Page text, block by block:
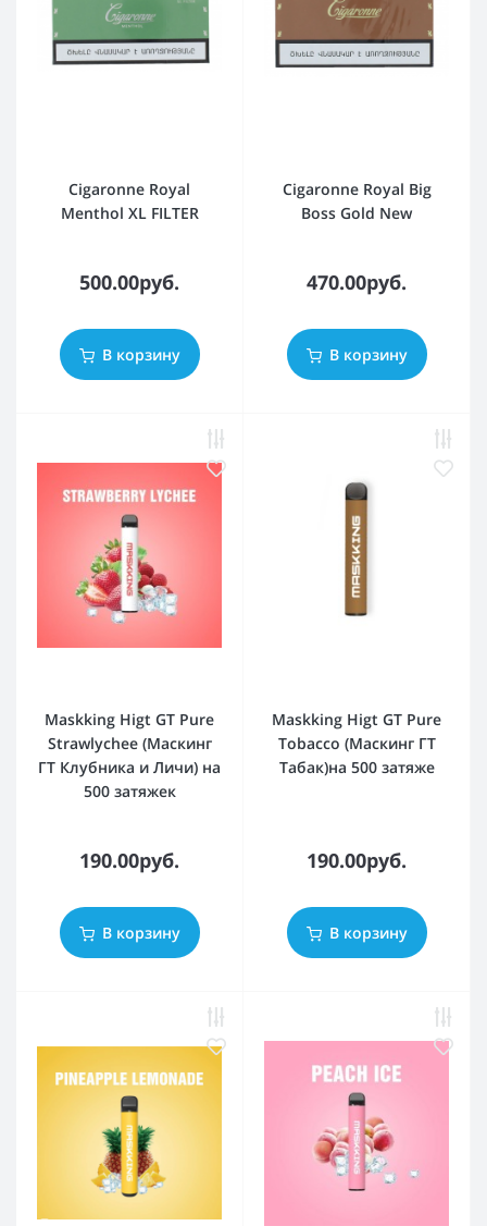
Cigaronne Royal
Menthol XL FILTER
500.00руб.
В корзину
Cigaronne Royal Big
Boss Gold New
470.00руб.
В корзину
Maskking Higt GT Pure
Strawlychee (Маскинг
ГТ Клубника и Личи) на
500 затяжек
190.00руб.
В корзину
Maskking Higt GT Pure
Tobacco (Маскинг ГТ
Табак)на 500 затяже
190.00руб.
В корзину